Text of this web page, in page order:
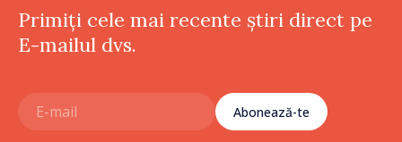
Primiți cele mai recente știri direct pe
E-mailul dvs.
Abonează-te